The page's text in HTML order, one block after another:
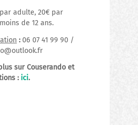
adulte, 20€ par
de 12 ans.
:06 07 41 99 90 /
sur Couserando et
: ici.